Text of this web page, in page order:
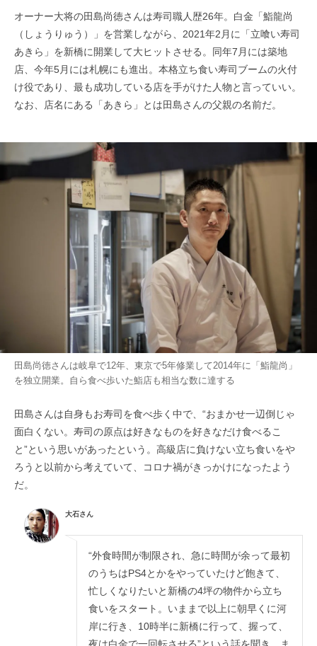
オーナー大将の田島尚徳さんは寿司職人歴26年。白金「鮨龍尚
（しょうりゅう）」を営業しながら、2021年2月に「立喰い寿司
あきら」を新橋に開業して大ヒットさせる。同年7月には築地
店、今年5月には札幌にも進出。本格立ち食い寿司ブームの火付
け役であり、最も成功している店を手がけた人物と言っていい。
なお、店名にある「あきら」とは田島さんの父親の名前だ。
田島尚徳さんは岐阜で12年、東京で5年修業して2014年に「鮨龍尚」
を独立開業。自ら食べ歩いた鮨店も相当な数に達する
田島さんは自身もお寿司を食べ歩く中で、“おまかせ一辺倒じゃ
面白くない。寿司の原点は好きなものを好きなだけ食べるこ
と”という思いがあったという。高級店に負けない立ち食いをや
ろうと以前から考えていて、コロナ禍がきっかけになったよう
だ。
大石さん
“外食時間が制限され、急に時間が余って最初
のうちはPS4とかをやっていたけど飽きて、
忙しくなりたいと新橋の4坪の物件から立ち
食いをスタート。いままで以上に朝早くに河
岸に行き、10時半に新橋に行って、握って、